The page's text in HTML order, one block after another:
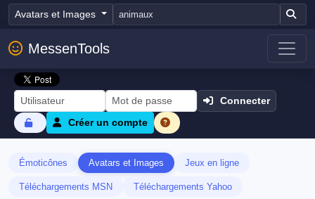
Avatars et Images
MessenTools
Connecter
Créer un compte
Émoticônes Avatars et Images Jeux en ligne
Téléchargements MSN Téléchargements Yahoo